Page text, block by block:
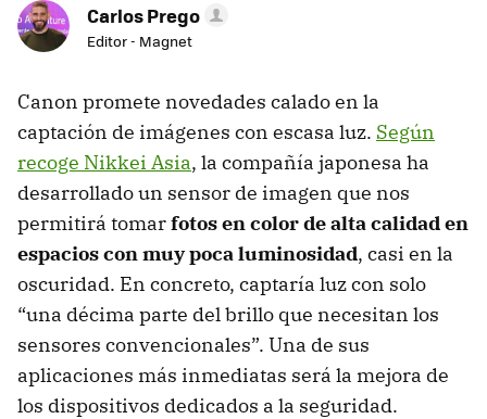
Carlos Prego
Editor - Magnet
Canon promete novedades calado en la
captación de imágenes con escasa luz. Según
recoge Nikkei Asia, la compañía japonesa ha
desarrollado un sensor de imagen que nos
permitirá tomarfotos en color de alta calidad en
espacios con muy poca luminosidad, casi en la
oscuridad. En concreto, captaría luz con solo
“una décima parte del brillo que necesitan los
sensores convencionales”. Una de sus
aplicaciones más inmediatas será la mejora de
los dispositivos dedicados a la seguridad.